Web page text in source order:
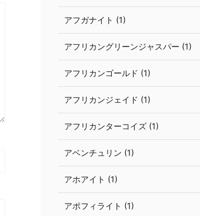
アフガナイト (1)
アフリカングリーンジャスパー (1)
アフリカンゴールド (1)
アフリカンジェイド (1)
アフリカンターコイズ (1)
アベンチュリン (1)
アホアイト (1)
アポフィライト (1)